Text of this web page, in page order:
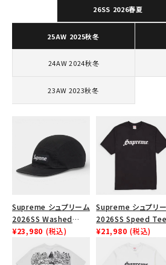
スニーカー・ブーツ
パンツ・ショーツ
アクセサリー
SEASON
CONTENTS
ACCOUNT MENU
ようこそ ゲスト 様
ログイン 会員登録
26SS 2026春夏
25AW 2025秋冬
24AW 2024秋冬
23AW 2023秋冬
Supreme シュプリーム
2026SS Washed
Chino Twill Camp
ツイル キャンプキャップ
¥23,980 (税込)
Supreme シュプリ
2026SS Speed Tee
スピードTシャツ ブラ
¥21,980 (税込)